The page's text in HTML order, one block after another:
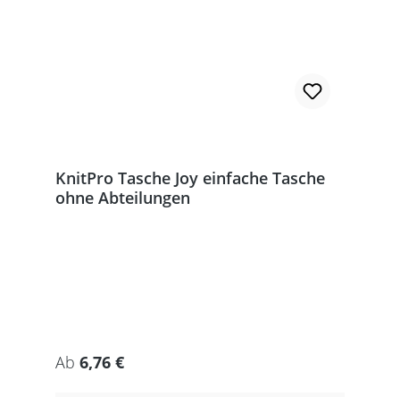
KnitPro Tasche Joy einfache Tasche
ohne Abteilungen
Regulärer Preis:
Ab 6,76 €